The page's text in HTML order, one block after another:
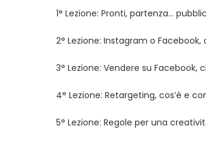
1° Lezione: Pronti, partenza…
2° Lezione: Instagram o
3° Lezione: Vendere su
4° Lezione: Retargeting, cos’è e
5° Lezione: Regole per una